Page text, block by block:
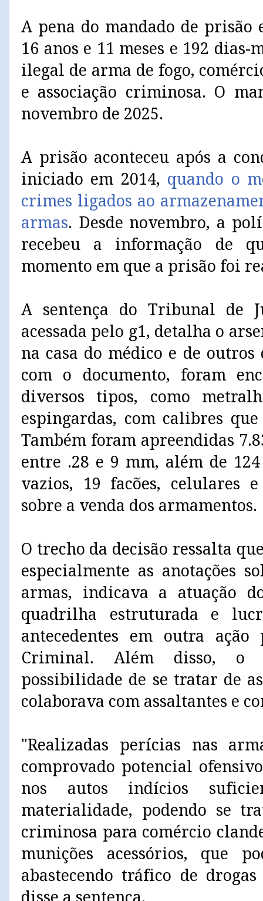
A pena do mandado de prisão
16 anos e 11 meses e 192
ilegal de arma de fogo,
e associação criminosa. O
novembro de 2025.
A prisão aconteceu após a
iniciado em 2014, quando o
crimes ligados ao
armas. Desde novembro, a
recebeu a informação de
momento em que a prisão foi
A sentença do Tribunal de
acessada pelo g1, detalha o
na casa do médico e de outros
com o documento, foram
diversos tipos, como
espingardas, com calibres
Também foram apreendidas
entre .28 e 9 mm, além de
vazios, 19 facões, celulares
sobre a venda dos armamentos.
O trecho da decisão ressalta
especialmente as anotações
armas, indicava a atuação
quadrilha estruturada e
antecedentes em outra
Criminal. Além disso, o
possibilidade de se tratar de
colaborava com assaltantes e
"Realizadas perícias nas
comprovado potencial
nos autos indícios
materialidade, podendo se
criminosa para comércio
munições acessórios, que
abastecendo tráfico de
disse a sentença.